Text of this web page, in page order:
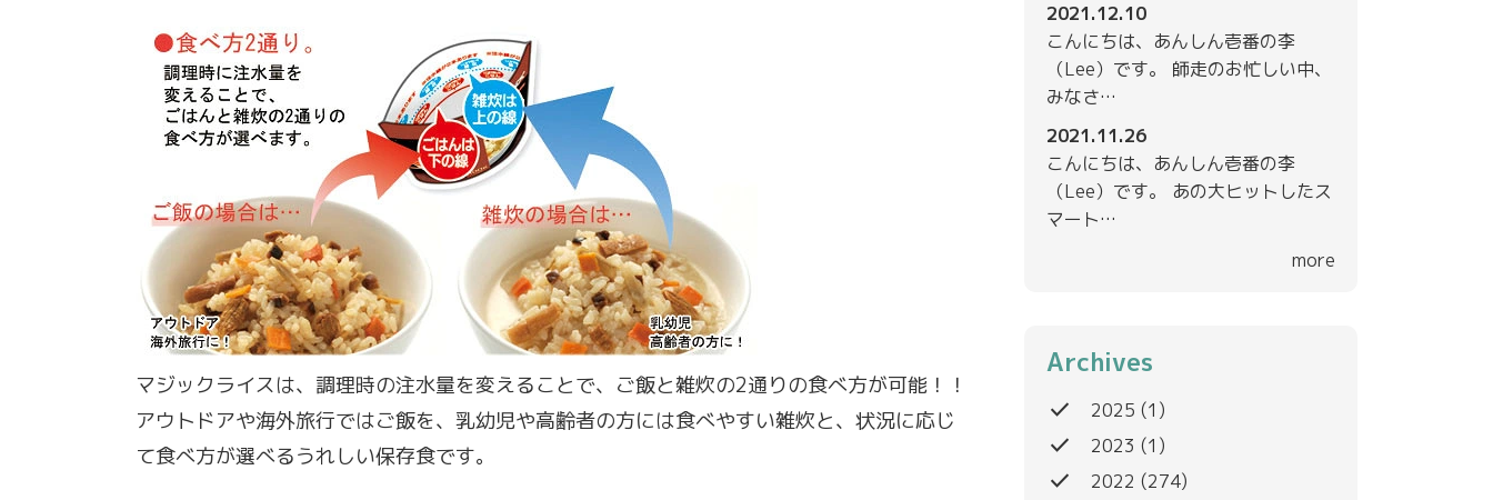
マジックライスは、調理時の注水量を変えることで、ご飯と雑炊の2通りの食べ方が可能！！
アウトドアや海外旅行ではご飯を、乳幼児や高齢者の方には食べやすい雑炊と、状況に応じ
て食べ方が選べるうれしい保存食です。
2021.12.10
こんにちは、あんしん壱番の李
（Lee）です。 師走のお忙しい中、
みなさ…
2021.11.26
こんにちは、あんしん壱番の李
（Lee）です。 あの大ヒットしたス
マート…
more
Archives
done 2025 (1)
done 2023 (1)
done 2022 (274)